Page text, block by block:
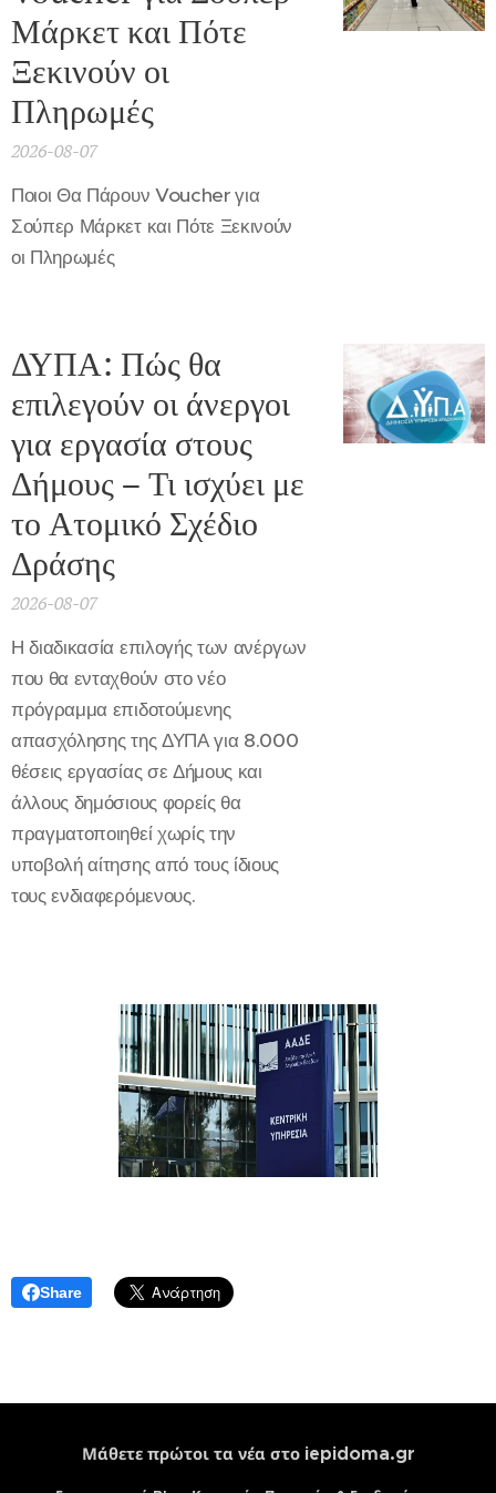
Μάρκετ και Πότε
Ξεκινούν οι
Πληρωμές
2026-08-07
Ποιοι Θα Πάρουν Voucher για
Σούπερ Μάρκετ και Πότε Ξεκινούν
οι Πληρωμές
ΔΥΠΑ: Πώς θα
επιλεγούν οι άνεργοι
για εργασία στους
Δήμους – Τι ισχύει με
το Ατομικό Σχέδιο
Δράσης
2026-08-07
Η διαδικασία επιλογής των ανέργων
που θα ενταχθούν στο νέο
πρόγραμμα επιδοτούμενης
απασχόλησης της ΔΥΠΑ για 8.000
θέσεις εργασίας σε Δήμους και
άλλους δημόσιους φορείς θα
πραγματοποιηθεί χωρίς την
υποβολή αίτησης από τους ίδιους
τους ενδιαφερόμενους.
Share
Μάθετε πρώτοι τα νέα στο iepidoma.gr